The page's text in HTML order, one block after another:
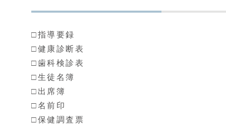
□指導要録
□健康診断表
□歯科検診表
□生徒名簿
□出席簿
□名前印
□保健調査票